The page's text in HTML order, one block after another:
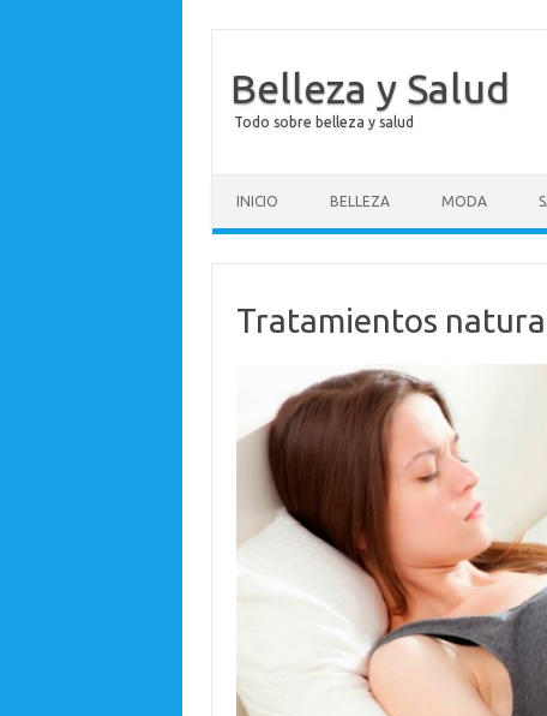
Belleza y Salud
Todo sobre belleza y salud
INICIO BELLEZA MODA
Tratamientos